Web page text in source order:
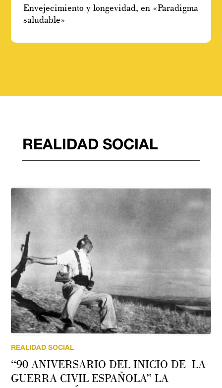
Envejecimiento y longevidad, en «Paradigma
saludable»
REALIDAD SOCIAL
REALIDAD SOCIAL
“90 ANIVERSARIO DEL INICIO DE LA
GUERRA CIVIL ESPAÑOLA” LA